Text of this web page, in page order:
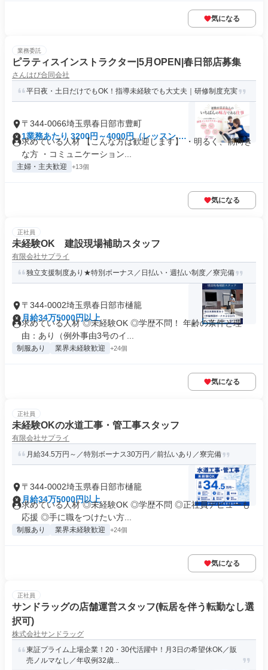
気になる
業務委託
ピラティスインストラクター|5月OPEN|春日部店募集
さんはぴ合同会社
平日夜・土日だけでもOK！指導未経験でも大丈夫｜研修制度充実
〒344-0066埼玉県春日部市豊町
1業務あたり 3200円～4000円（レッスン 60
分）
求めている人材 【こんな方は歓迎します】 ・明るく、前向き
な方 ・コミュニケーション...
主婦・主夫歓迎 +13個
気になる
正社員
未経験OK 建設現場補助スタッフ
有限会社サプライ
独立支援制度あり★特別ボーナス／日払い・週払い制度／寮完備
〒344-0002埼玉県春日部市樋籠
月給34万5000円以上
求めている人材 ◎未経験OK ◎学歴不問！ 年齢の条件と理
由：あり（例外事由3号のイ...
制服あり 業界未経験歓迎 +24個
気になる
正社員
未経験OKの水道工事・管工事スタッフ
有限会社サプライ
月給34.5万円～／特別ボーナス30万円／前払いあり／寮完備
〒344-0002埼玉県春日部市樋籠
月給34万5000円以上
求めている人材 ◎未経験OK ◎学歴不問 ◎正社員デビューも
応援 ◎手に職をつけたい方...
制服あり 業界未経験歓迎 +24個
気になる
正社員
サンドラッグの店舗運営スタッフ(転居を伴う転勤なし選
択可)
株式会社サンドラッグ
東証プライム上場企業！20・30代活躍中！月3日の希望休OK／販
売ノルマなし／年収例32歳...